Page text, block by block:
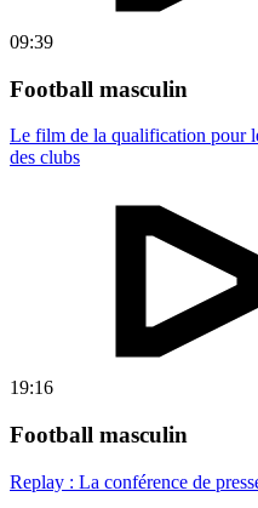
09:39
Football masculin
Le film de la qualification pour
des clubs
19:16
Football masculin
Replay : La conférence de